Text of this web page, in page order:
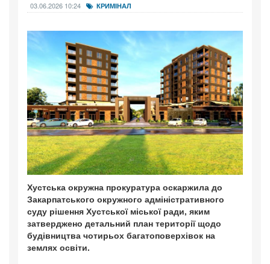
03.06.2026 10:24 КРИМІНАЛ
Хустська окружна прокуратура оскаржила до
Закарпатського окружного адміністративного
суду рішення Хустської міської ради, яким
затверджено детальний план території щодо
будівництва чотирьох багатоповерхівок на
землях освіти.